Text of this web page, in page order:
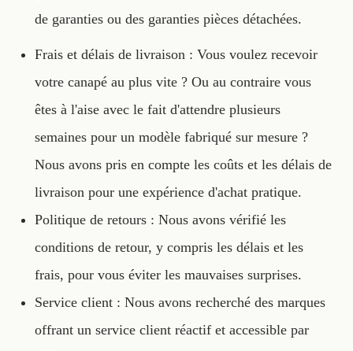
de garanties ou des garanties pièces détachées.
Frais et délais de livraison : Vous voulez recevoir
votre canapé au plus vite ? Ou au contraire vous
êtes à l'aise avec le fait d'attendre plusieurs
semaines pour un modèle fabriqué sur mesure ?
Nous avons pris en compte les coûts et les délais de
livraison pour une expérience d'achat pratique.
Politique de retours : Nous avons vérifié les
conditions de retour, y compris les délais et les
frais, pour vous éviter les mauvaises surprises.
Service client : Nous avons recherché des marques
offrant un service client réactif et accessible par